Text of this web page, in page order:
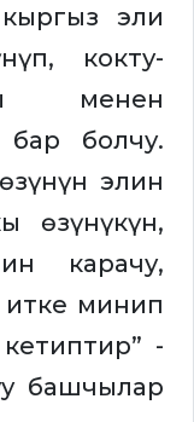
эли
кокту-
менен
бар болчу.
элин
өзүнүкүн,
карачу,
итке минип
-
башчылар